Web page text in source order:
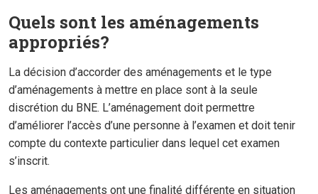
Quels sont les aménagements
appropriés?
La décision d’accorder des aménagements et le type
d’aménagements à mettre en place sont à la seule
discrétion du BNE. L’aménagement doit permettre
d’améliorer l’accès d’une personne à l’examen et doit tenir
compte du contexte particulier dans lequel cet examen
s’inscrit.
Les aménagements ont une finalité différente en situation